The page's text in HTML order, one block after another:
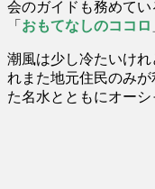
会のガイドも務めて
「 おもてなしのココロ
潮風は少し冷たいけ
れまた地元住民のみ
た名水とともにオーシ